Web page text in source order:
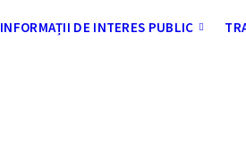
INFORMAȚII DE INTERES PUBLIC